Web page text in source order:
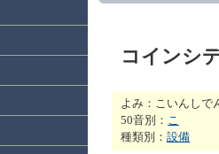
コインシ
よみ：こいんしで
50音別： こ
種類別： 設備